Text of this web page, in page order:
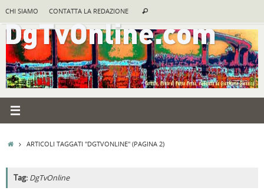
contenuto
CHI SIAMO CONTATTA LA REDAZIONE Cerca
HOMEARTICOLI TAGGATI "DGTVONLINE"(PAGINA 2)
Tag: DgTvOnline